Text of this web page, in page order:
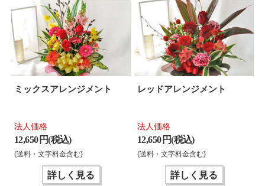
ミックスアレンジメント
法人価格
12,650 円(税込)
(送料・文字料金含む)
詳しく見る
レッドアレンジメント
法人価格
12,650 円(税込)
(送料・文字料金含む)
詳しく見る